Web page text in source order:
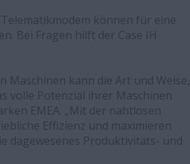
Telematikmodem können für eine
Bei Fragen hilft der Case IH
kann die Art und Weise,
volle Potenzial ihrer Maschinen
EMEA. „Mit der nahtlosen
Effizienz und maximieren
dagewesenes Produktivitäts- und